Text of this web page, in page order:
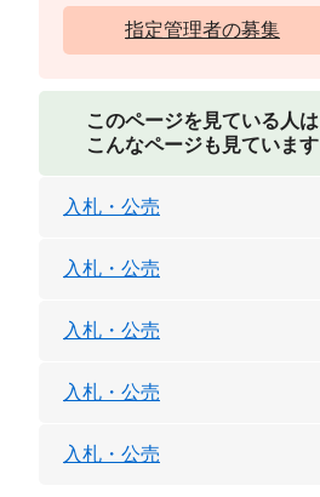
指定管理者の募集
このページを見ている人は
こんなページも見ています
入札・公売
入札・公売
入札・公売
入札・公売
入札・公売